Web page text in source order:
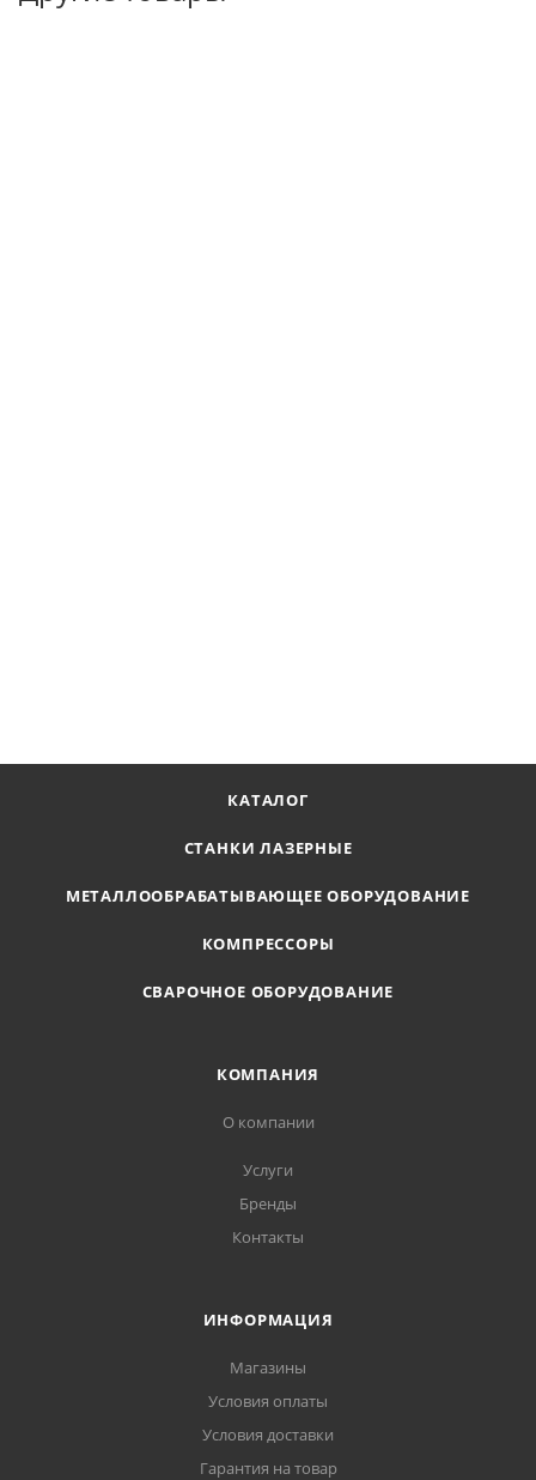
КАТАЛОГ
СТАНКИ ЛАЗЕРНЫЕ
МЕТАЛЛООБРАБАТЫВАЮЩЕЕ ОБОРУДОВАНИЕ
КОМПРЕССОРЫ
СВАРОЧНОЕ ОБОРУДОВАНИЕ
КОМПАНИЯ
О компании
Услуги
Бренды
Контакты
ИНФОРМАЦИЯ
Магазины
Условия оплаты
Условия доставки
Гарантия на товар